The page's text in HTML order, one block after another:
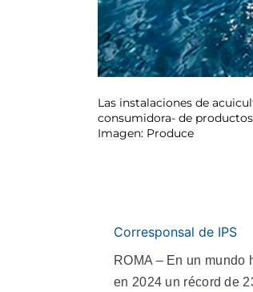
Las instalaciones de
consumidora- de
Imagen: Produce
Corresponsal de IPS
ROMA – En un
en 2024 un récord de